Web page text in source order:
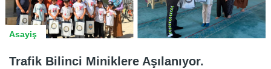
Asayiş
Trafik Bilinci Miniklere Aşılanıyor.